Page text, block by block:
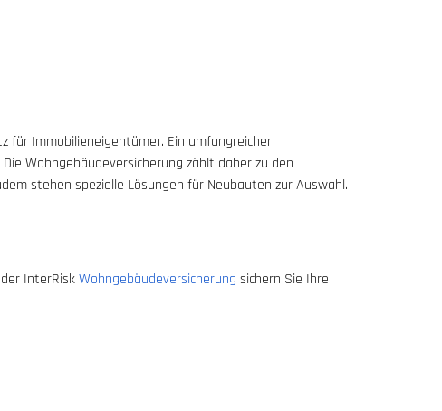
für Immobilieneigentümer. Ein umfangreicher
Wohngebäudeversicherung zählt daher zu den
stehen spezielle Lösungen für Neubauten zur Auswahl.
InterRiskWohngebäudeversicherung sichern Sie Ihre